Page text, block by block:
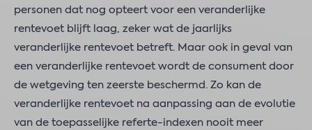
personen dat nog opteert voor een veranderlijke
rentevoet blijft laag, zeker wat de jaarlijks
veranderlijke rentevoet betreft. Maar ook in geval van
een veranderlijke rentevoet wordt de consument door
de wetgeving ten zeerste beschermd. Zo kan de
veranderlijke rentevoet na aanpassing aan de evolutie
van de toepasselijke referte-indexen nooit meer